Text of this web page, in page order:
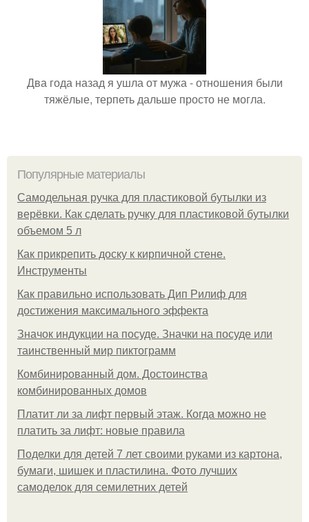
Два года назад я ушла от мужа - отношения были
тяжёлые, терпеть дальше просто не могла.
Популярные материалы
Самодельная ручка для пластиковой бутылки из
верёвки. Как сделать ручку для пластиковой бутылки
объемом 5 л
Как прикрепить доску к кирпичной стене.
Инструменты
Как правильно использовать Дип Рилиф для
достижения максимального эффекта
Значок индукции на посуде. Значки на посуде или
таинственный мир пиктограмм
Комбинированный дом. Достоинства
комбинированных домов
Платит ли за лифт первый этаж. Когда можно не
платить за лифт: новые правила
Поделки для детей 7 лет своими руками из картона,
бумаги, шишек и пластилина. Фото лучших
самоделок для семилетних детей